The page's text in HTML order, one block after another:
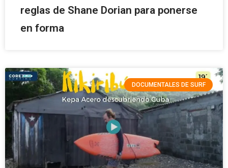
reglas de Shane Dorian para ponerse
en forma
DOCUMENTALES DE SURF